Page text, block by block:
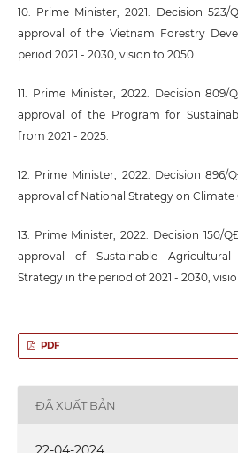
10. Prime Minister, 2021. Decision 523/
approval of the Vietnam Forestry
period 2021 - 2030, vision to 2050.
11. Prime Minister, 2022. Decision 809/
approval of the Program for
from 2021 - 2025.
12. Prime Minister, 2022. Decision 896/
approval of National Strategy on Climate
13. Prime Minister, 2022. Decision 150/
approval of Sustainable
Strategy in the period of 2021 - 2030,
PDF
ĐÃ XUẤT BẢN